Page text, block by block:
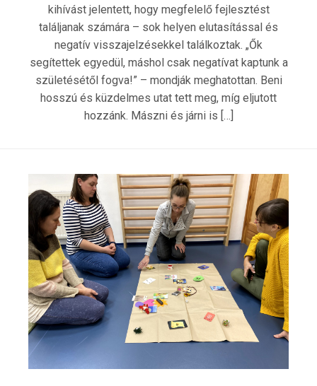
kihívást jelentett, hogy megfelelő fejlesztést
találjanak számára – sok helyen elutasítással és
negatív visszajelzésekkel találkoztak. „Ők
segítettek egyedül, máshol csak negatívat kaptunk a
születésétől fogva!” – mondják meghatottan. Beni
hosszú és küzdelmes utat tett meg, míg eljutott
hozzánk. Mászni és járni is […]